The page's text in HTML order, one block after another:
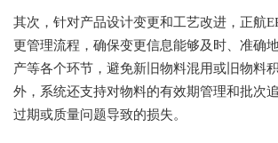
其次，针对产品设计变更和工艺改进，正航
更管理流程，确保变更信息能够及时、准确
产等各个环节，避免新旧物料混用或旧物料
外，系统还支持对物料的有效期管理和批次
过期或质量问题导致的损失。